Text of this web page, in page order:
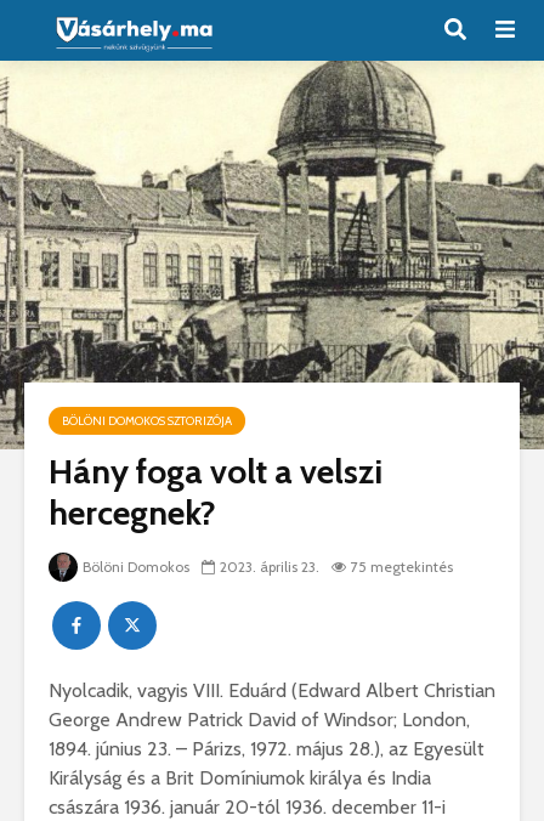
BÖLÖNI DOMOKOS SZTORIZÓJA
Hány foga volt a velszi
hercegnek?
Bölöni Domokos 2023. április 23. 75 megtekintés
Nyolcadik, vagyis VIII. Eduárd (Edward Albert Christian
George Andrew Patrick David of Windsor; London,
1894. június 23. – Párizs, 1972. május 28.), az Egyesült
Királyság és a Brit Domíniumok királya és India
császára 1936. január 20-tól 1936. december 11-i